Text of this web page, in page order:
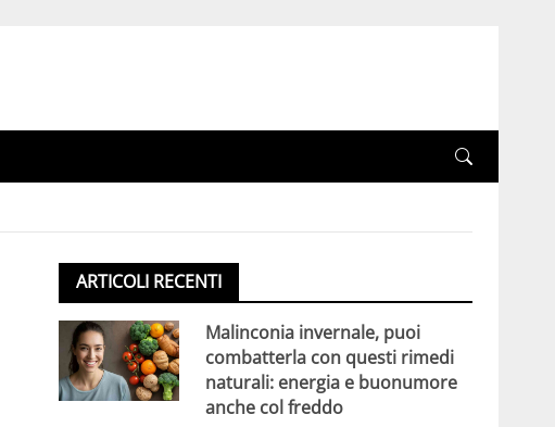
ARTICOLI RECENTI
Malinconia invernale, puoi
combatterla con questi rimedi
naturali: energia e buonumore
anche col freddo